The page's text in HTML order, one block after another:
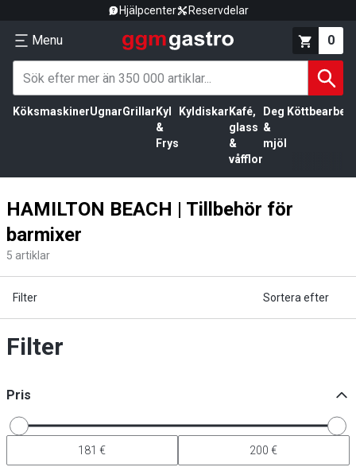
Hjälpcenter Reservdelar
Menu 0
KöksmaskinerUgnarGrillar Kyl
&
Frys
Kyldiskar Kafé,
glass
&
våfflor
Deg
&
mjöl
HAMILTON BEACH | Tillbehör för
barmixer
5 artiklar
Filter Sortera efter
Filter
Pris